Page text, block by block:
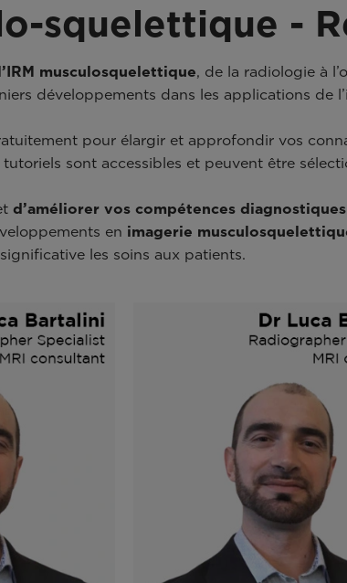
squelettique -
musculosquelettique, de la radiologie à
développements dans les applications de
pour élargir et approfondir vos
sont accessibles et peuvent être
d’améliorer vos compétences diagnostiques
en imagerie
les soins aux patients.